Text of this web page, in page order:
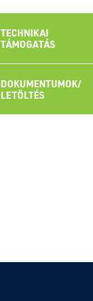
TECHNIKAI
TÁMOGATÁS
DOKUMENTUMOK/
LETÖLTÉS